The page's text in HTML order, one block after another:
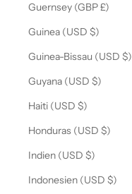
Guernsey (GBP £)
Guinea (USD $)
Guinea-Bissau (USD $)
Guyana (USD $)
Haiti (USD $)
Honduras (USD $)
Indien (USD $)
Indonesien (USD $)